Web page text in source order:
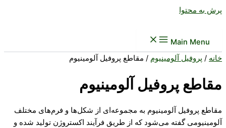
پرش به محتوا
Main Menu
خانه / پروفیل آلومینیوم / مقاطع پروفیل آلومینیوم
مقاطع پروفیل آلومینیوم
مقاطع پروفیل آلومینیوم به مجموعه‌ای از شکل‌ها و فرم‌های مختلف
آلومینیومی گفته می‌شود که از طریق فرآیند اکستروژن تولید شده و